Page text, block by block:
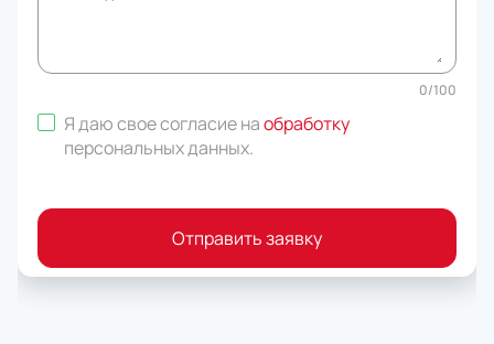
0/100
Я даю свое согласие наобработку
персональных данных.
Отправить заявку